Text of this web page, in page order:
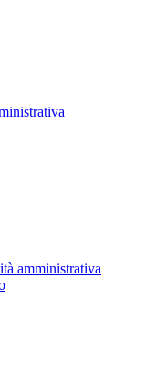
amministrativa